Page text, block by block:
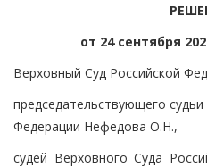
от 24 сентября
Верховный Суд Российской
председательствующего
Федерации Нефедова О.Н.,
судей Верховного Суда